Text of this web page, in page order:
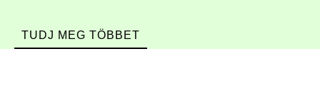
TUDJ MEG TÖBBET